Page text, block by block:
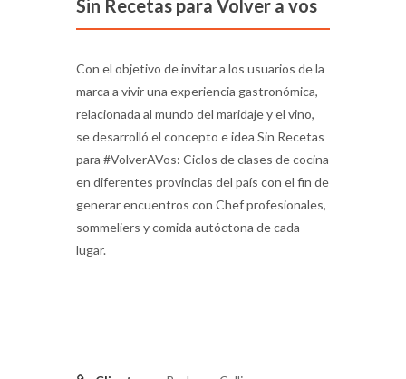
Sin Recetas para Volver a vos
Con el objetivo de invitar a los usuarios de la
marca a vivir una experiencia gastronómica,
relacionada al mundo del maridaje y el vino,
se desarrolló el concepto e idea Sin Recetas
para #VolverAVos: Ciclos de clases de cocina
en diferentes provincias del país con el fin de
generar encuentros con Chef profesionales,
sommeliers y comida autóctona de cada
lugar.